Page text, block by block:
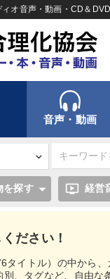
オ音声・動画・CD＆
音声・動画
ださい！
タイトル）の中から、
、タグなど、自由な
を探す ondemand_video 経営
／ミミガク／耳学